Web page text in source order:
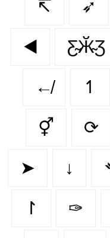
↸ ➶
◀️ Ƹ̴Ӂ̴Ʒ
↚ ↿
⚥ ⟳
➤ ↓
↾ ✑